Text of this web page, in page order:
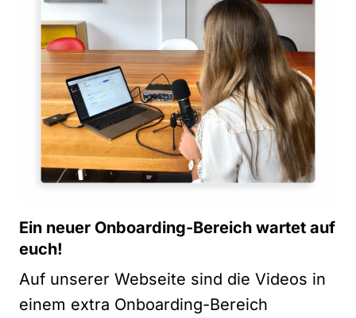
Ein neuer Onboarding-Bereich wartet auf
euch!
Auf unserer Webseite sind die Videos in
einem extra Onboarding-Bereich